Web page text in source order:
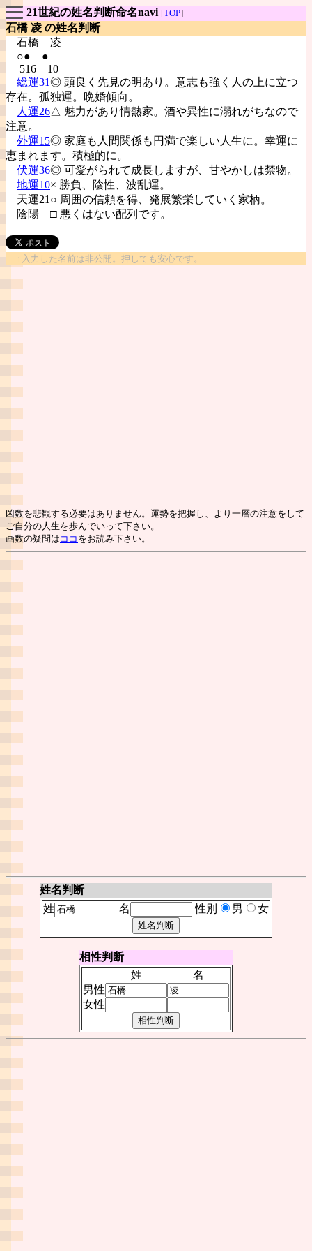
21世紀の姓名判断命名navi [TOP]
石橋 凌 の姓名判断
石橋 凌
○● ●
516 10
総運31◎ 頭良く先見の明あり。意志も強く人の上に立つ
存在。孤独運。晩婚傾向。
人運26△ 魅力があり情熱家。酒や異性に溺れがちなので
注意。
外運15◎ 家庭も人間関係も円満で楽しい人生に。幸運に
恵まれます。積極的に。
伏運36◎ 可愛がられて成長しますが、甘やかしは禁物。
地運10× 勝負、陰性、波乱運。
天運21○ 周囲の信頼を得、発展繁栄していく家柄。
陰陽 □ 悪くはない配列です。
↑入力した名前は非公開。押しても安心です。
凶数を悲観する必要はありません。運勢を把握し、より一層の注意をして
ご自分の人生を歩んでいって下さい。
画数の疑問は ココ をお読み下さい。
姓名判断
姓
名 性別 男 女
相性判断
姓
名
男性
女性